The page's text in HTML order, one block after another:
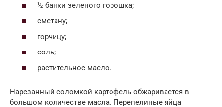
½ банки зеленого горошка;
сметану;
горчицу;
соль;
растительное масло.
Нарезанный соломкой картофель обжаривается в
большом количестве масла. Перепелиные яйца